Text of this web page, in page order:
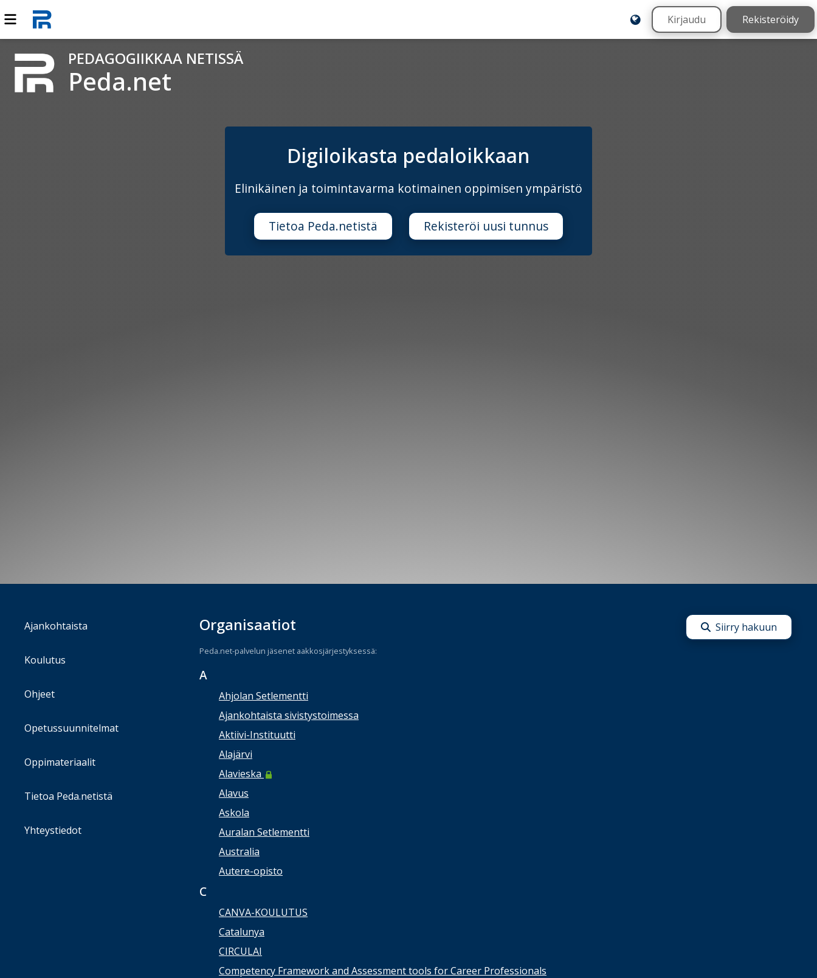
Kirjaudu Rekisteröidy
PEDAGOGIIKKAA NETISSÄ
Peda.net
Digiloikasta pedaloikkaan
Elinikäinen ja toimintavarma kotimainen oppimisen ympäristö
Tietoa Peda.netistä Rekisteröi uusi tunnus
Siirry hakuun
Organisaatiot
Peda.net-palvelun jäsenet aakkosjärjestyksessä:
A
Ahjolan Setlementti
Ajankohtaista sivistystoimessa
Aktiivi-Instituutti
Alajärvi
Alavieska
Alavus
Askola
Auralan Setlementti
Australia
Autere-opisto
C
CANVA-KOULUTUS
Catalunya
CIRCULAI
Competency Framework and Assessment tools for Career Professionals
Ajankohtaista
Koulutus
Ohjeet
Opetussuunnitelmat
Oppimateriaalit
Tietoa Peda.netistä
Yhteystiedot